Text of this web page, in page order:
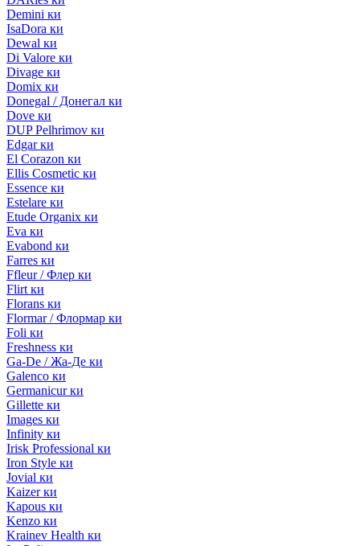
Demini ки
IsaDora ки
Dewal ки
Di Valore ки
Divage ки
Domix ки
Donegal / Донегал ки
Dove ки
DUP Pelhrimov ки
Edgar ки
El Corazon ки
Ellis Cosmetic ки
Essence ки
Estelare ки
Etude Organix ки
Eva ки
Evabond ки
Farres ки
Ffleur / Флер ки
Flirt ки
Florans ки
Flormar / Флормар ки
Foli ки
Freshness ки
Ga-De / Жа-Де ки
Galenco ки
Germanicur ки
Gillette ки
Images ки
Infinity ки
Irisk Professional ки
Iron Style ки
Jovial ки
Kaizer ки
Kapous ки
Kenzo ки
Krainev Health ки